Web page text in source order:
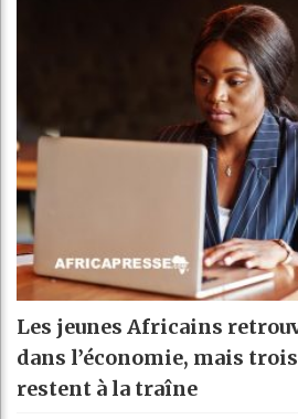
Les jeunes Africains
dans l’économie, mais
restent à la traîne